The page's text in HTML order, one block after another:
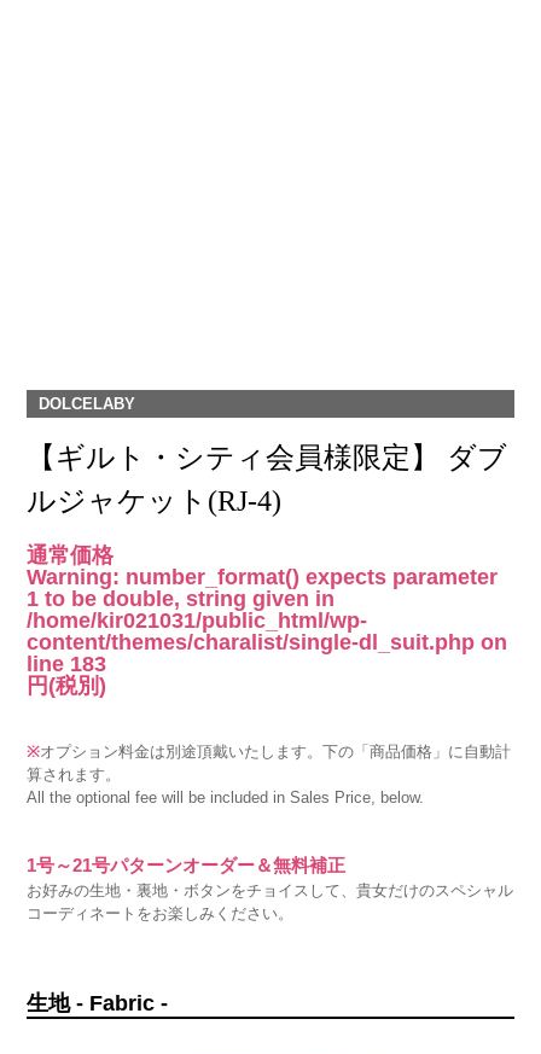
DOLCELABY
【ギルト・シティ会員様限定】 ダブ
ルジャケット(RJ-4)
通常価格
Warning: number_format() expects parameter
1 to be double, string given in
/home/kir021031/public_html/wp-
content/themes/charalist/single-dl_suit.php on
line 183
円 (税別)
※オプション料金は別途頂戴いたします。下の「商品価格」に自動計
算されます。
All the optional fee will be included in Sales Price, below.
1号～21号パターンオーダー＆無料補正
お好みの生地・裏地・ボタンをチョイスして、貴女だけのスペシャル
コーディネートをお楽しみください。
生地 - Fabric -